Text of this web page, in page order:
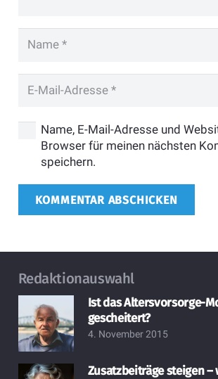
Name, E-Mail-Adresse und
Browser für meinen nächsten
speichern.
KOMMENTAR ABSCHICKEN
Redaktionauswahl
Ist das Altersvorsorge-
gescheitert?
4. November 2015
Zusatzbeiträge steigen –